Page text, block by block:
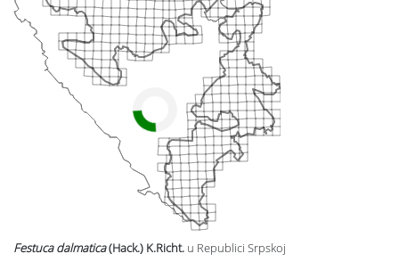
Festuca dalmatica(Hack.) K.Richt. u Republici Srpskoj